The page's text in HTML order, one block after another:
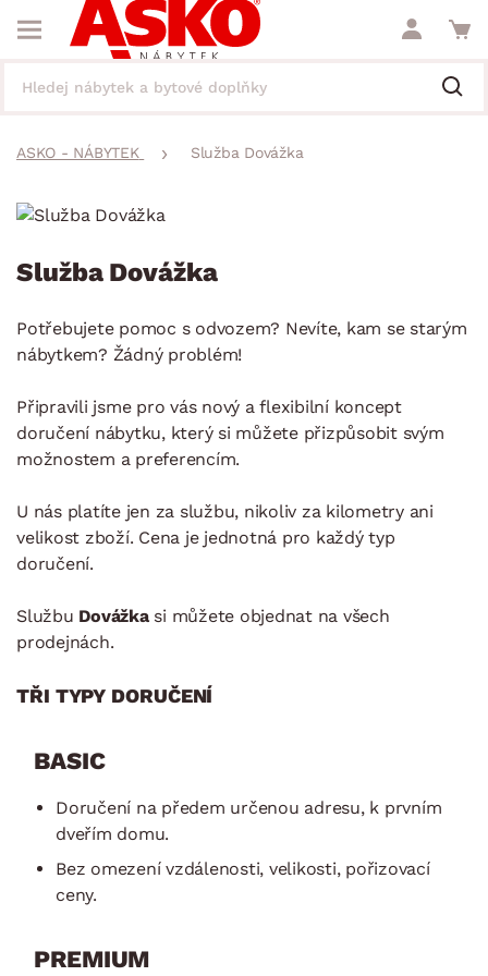
ASKO - NÁBYTEK Služba Dovážka
Služba Dovážka
Potřebujete pomoc s odvozem? Nevíte, kam se starým
nábytkem? Žádný problém!
Připravili jsme pro vás nový a flexibilní koncept
doručení nábytku, který si můžete přizpůsobit svým
možnostem a preferencím.
U nás platíte jen za službu, nikoliv za kilometry ani
velikost zboží. Cena je jednotná pro každý typ
doručení.
Službu Dovážkasi můžete objednat na všech
prodejnách.
TŘI TYPY DORUČENÍ
BASIC
Doručení na předem určenou adresu, k prvním
dveřím domu.
Bez omezení vzdálenosti, velikosti, pořizovací
ceny.
PREMIUM